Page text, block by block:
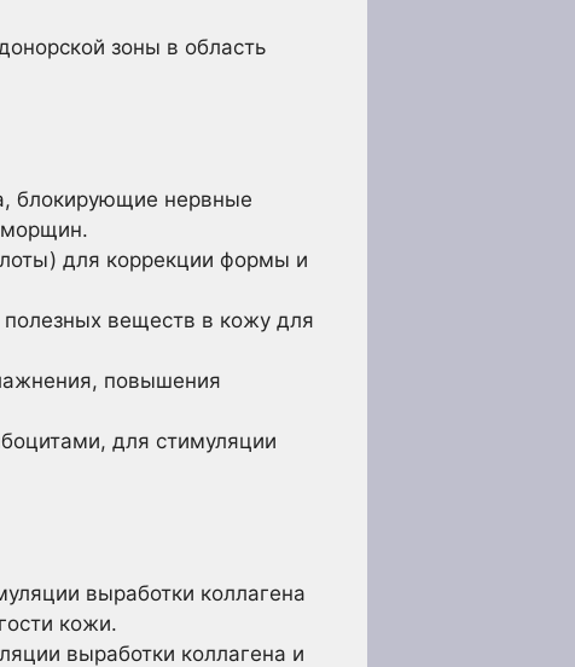
зоны в область
блокирующие нервные
морщин.
для коррекции формы и
веществ в кожу для
повышения
для стимуляции
выработки коллагена
кожи.
выработки коллагена и